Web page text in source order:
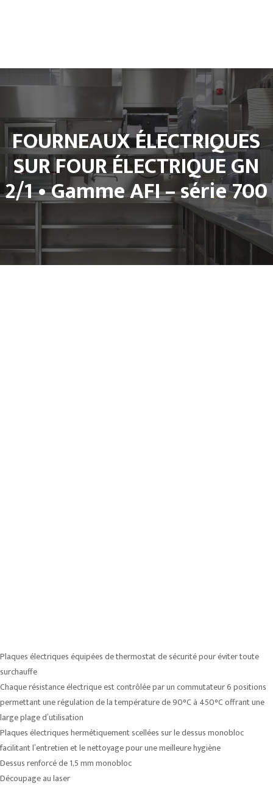
L’entreprise
Froid et Cuisine Pro
Matériels de cuisine professionnel
Notre Boutique
Contact
FOURNEAUX ÉLECTRIQUES
SUR FOUR ÉLECTRIQUE GN
2/1 • Gamme AFI – série 700
Plaques électriques équipées de thermostat de sécurité pour éviter toute
surchauffe
Chaque résistance électrique est contrôlée par un commutateur 6 positions
permettant une régulation de la température de 90°C à 450°C offrant une
large plage d’utilisation
Plaques électriques hermétiquement scellées sur le dessus monobloc
facilitant l’entretien et le nettoyage pour une meilleure hygiène
Dessus renforcé de 1,5 mm monobloc
Découpage au laser